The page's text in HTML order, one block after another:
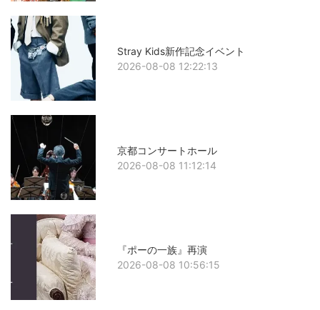
Stray Kids新作記念イベント
2026-08-08 12:22:13
京都コンサートホール
2026-08-08 11:12:14
『ポーの一族』再演
2026-08-08 10:56:15